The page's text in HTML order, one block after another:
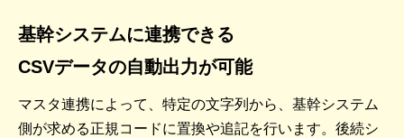
基幹システムに連携できる
CSVデータの自動出力が可能
マスタ連携によって、特定の文字列から、基幹システム
側が求める正規コードに置換や追記を行います。後続シ